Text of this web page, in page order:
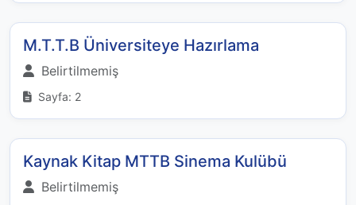
M.T.T.B Üniversiteye Hazırlama
Belirtilmemiş
Sayfa: 2
Kaynak Kitap MTTB Sinema Kulübü
Belirtilmemiş